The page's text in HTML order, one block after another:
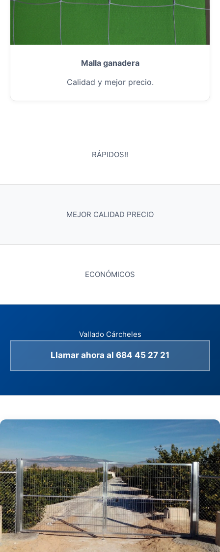
Malla ganadera
Calidad y mejor precio.
RÁPIDOS!!
MEJOR CALIDAD PRECIO
ECONÓMICOS
Vallado Cárcheles
Llamar ahora al 684 45 27 21